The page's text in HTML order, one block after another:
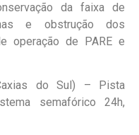
da faixa de
e obstrução dos
operação de PARE e
do Sul) – Pista
semafórico 24h,